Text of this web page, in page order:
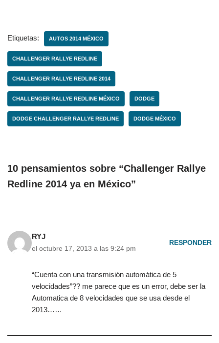
Etiquetas: AUTOS 2014 MÉXICO
CHALLENGER RALLYE REDLINE
CHALLENGER RALLYE REDLINE 2014
CHALLENGER RALLYE REDLINE MÉXICO DODGE
DODGE CHALLENGER RALLYE REDLINE DODGE MÉXICO
10 pensamientos sobre “Challenger Rallye
Redline 2014 ya en México”
RYJ
el octubre 17, 2013 a las 9:24 pm
RESPONDER
“Cuenta con una transmisión automática de 5
velocidades”?? me parece que es un error, debe ser la
Automatica de 8 velocidades que se usa desde el
2013……